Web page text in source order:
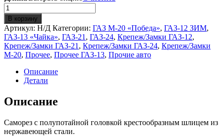
Количество
Саморез
4
мм
полупотай
крест
нержавейка
В корзину
Артикул: Н/Д Категории: ГАЗ М-20 «Победа», ГАЗ-12 ЗИМ,
ГАЗ-13 «Чайка», ГАЗ-21 , ГАЗ-24, Крепеж/Замки ГАЗ-12,
Крепеж/Замки ГАЗ-21 , Крепеж/Замки ГАЗ-24, Крепеж/Замки
М-20, Прочее, Прочее ГАЗ-13, Прочие авто
Описание
Детали
Описание
Саморез с полупотайной головкой крестообразным шлицем из
нержавеющей стали.